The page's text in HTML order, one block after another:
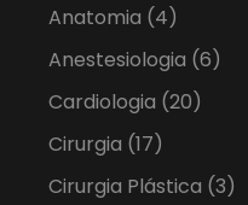
Anatomia (4)
Anestesiologia (6)
Cardiologia (20)
Cirurgia (17)
Cirurgia Plástica (3)